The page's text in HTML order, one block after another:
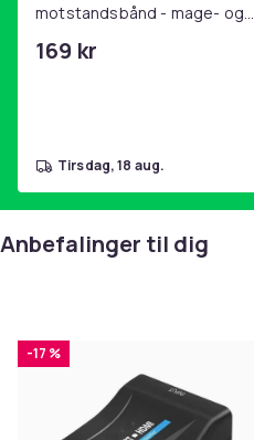
motstandsbånd - mage- og
hjemmegymnastikk Purple
169 kr
tirsdag, 18 aug.
Anbefalinger til dig
-17 %